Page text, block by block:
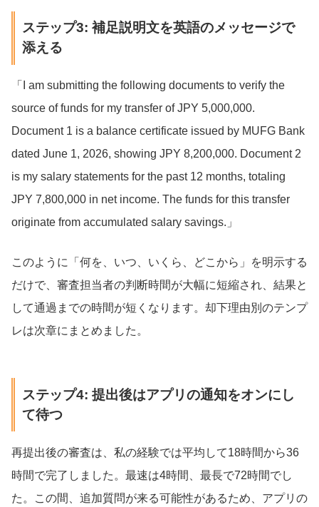
ステップ3: 補足説明文を英語のメッセージで
添える
「I am submitting the following documents to verify the
source of funds for my transfer of JPY 5,000,000.
Document 1 is a balance certificate issued by MUFG Bank
dated June 1, 2026, showing JPY 8,200,000. Document 2
is my salary statements for the past 12 months, totaling
JPY 7,800,000 in net income. The funds for this transfer
originate from accumulated salary savings.」
このように「何を、いつ、いくら、どこから」を明示する
だけで、審査担当者の判断時間が大幅に短縮され、結果と
して通過までの時間が短くなります。却下理由別のテンプ
レは次章にまとめました。
ステップ4: 提出後はアプリの通知をオンにし
て待つ
再提出後の審査は、私の経験では平均して18時間から36
時間で完了しました。最速は4時間、最長で72時間でし
た。この間、追加質問が来る可能性があるため、アプリの